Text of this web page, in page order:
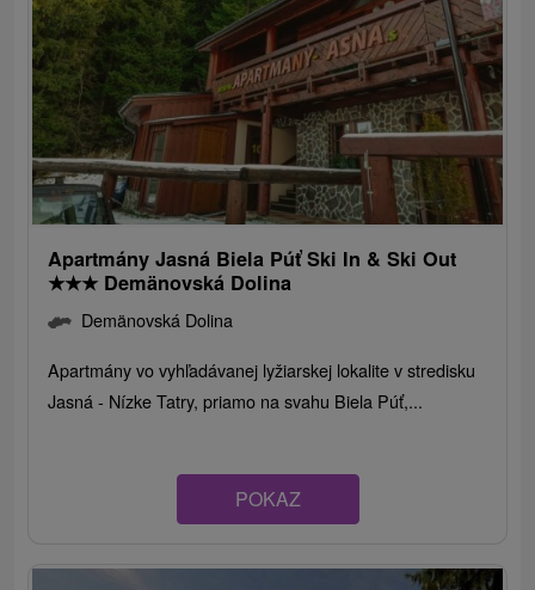
Apartmány Jasná Biela Púť Ski In & Ski Out
★★★ Demänovská Dolina
Demänovská Dolina
Apartmány vo vyhľadávanej lyžiarskej lokalite v stredisku
Jasná - Nízke Tatry, priamo na svahu Biela Púť,...
POKAZ